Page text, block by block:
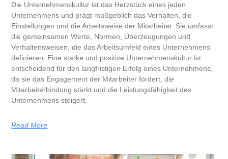
Die Unternehmenskultur ist das Herzstück eines jeden
Unternehmens und prägt maßgeblich das Verhalten, die
Einstellungen und die Arbeitsweise der Mitarbeiter. Sie umfasst
die gemeinsamen Werte, Normen, Überzeugungen und
Verhaltensweisen, die das Arbeitsumfeld eines Unternehmens
definieren. Eine starke und positive Unternehmenskultur ist
entscheidend für den langfristigen Erfolg eines Unternehmens,
da sie das Engagement der Mitarbeiter fördert, die
Mitarbeiterbindung stärkt und die Leistungsfähigkeit des
Unternehmens steigert.
Read More